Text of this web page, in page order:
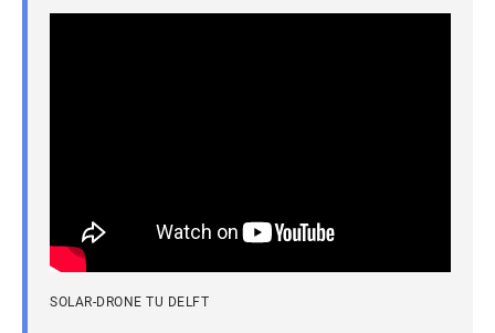
SOLAR-DRONE TU DELFT